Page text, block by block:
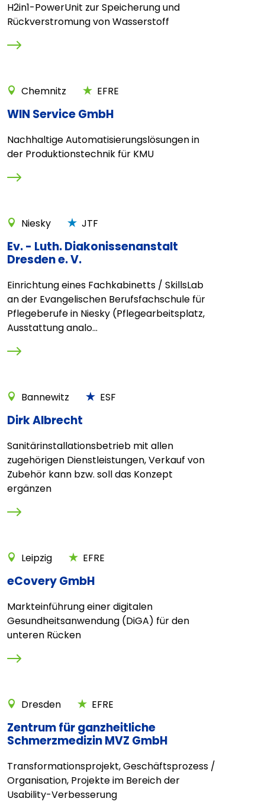
H2in1-PowerUnit zur Speicherung und
Rückverstromung von Wasserstoff
Chemnitz EFRE
WIN Service GmbH
Nachhaltige Automatisierungslösungen in
der Produktionstechnik für KMU
Niesky JTF
Ev. - Luth. Diakonissenanstalt
Dresden e. V.
Einrichtung eines Fachkabinetts / SkillsLab
an der Evangelischen Berufsfachschule für
Pflegeberufe in Niesky (Pflegearbeitsplatz,
Ausstattung analo...
Bannewitz ESF
Dirk Albrecht
Sanitärinstallationsbetrieb mit allen
zugehörigen Dienstleistungen, Verkauf von
Zubehör kann bzw. soll das Konzept
ergänzen
Leipzig EFRE
eCovery GmbH
Markteinführung einer digitalen
Gesundheitsanwendung (DiGA) für den
unteren Rücken
Dresden EFRE
Zentrum für ganzheitliche
Schmerzmedizin MVZ GmbH
Transformationsprojekt, Geschäftsprozess /
Organisation, Projekte im Bereich der
Usability-Verbesserung